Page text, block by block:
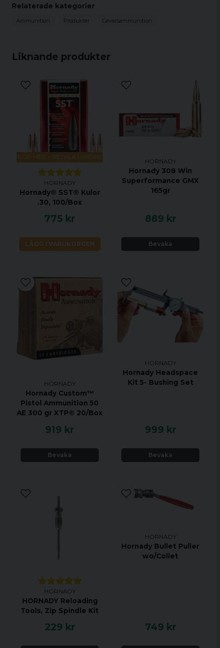
Liknande produkter
KÖP MER - BETALA MINDRE
HORNADY
Hornady® SST® Kulor
.30, 100/Box
775 kr
LÄGG I VARUKORGEN
HORNADY
Hornady 308 Win
Superformance GMX
165gr
889 kr
Bevaka
HORNADY
Hornady Custom™
Pistol Ammunition 50
AE 300 gr XTP® 20/Box
919 kr
Bevaka
HORNADY
Hornady Headspace
Kit 5- Bushing Set
999 kr
Bevaka
HORNADY
HORNADY Reloading
Tools, Zip Spindle Kit
229 kr
HORNADY
Hornady Bullet Puller
wo/Collet
749 kr
20 patroner/ask
Relaterade kategorier
Ammunition Produkter Gevärsammunition